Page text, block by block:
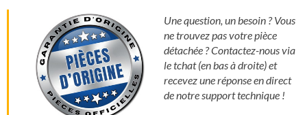
Une question, un besoin ? Vous
ne trouvez pas votre pièce
détachée ? Contactez-nous via
le tchat (en bas à droite) et
recevez une réponse en direct
de notre support technique !